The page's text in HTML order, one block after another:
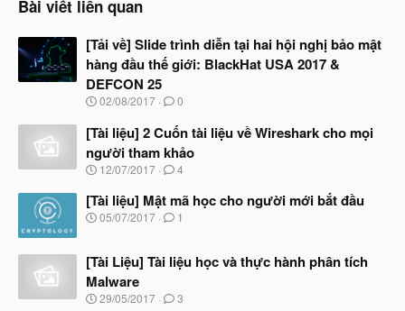
Bài viết liên quan
[Tải về] Slide trình diễn tại hai hội nghị bảo mật
hàng đầu thế giới: BlackHat USA 2017 &
DEFCON 25
N
à
y
b
ắ
đ
ầ
02/08/2017 0
[Tài liệu] 2 Cuốn tài liệu về Wireshark cho mọi
người tham khảo
N
à
y
b
t
đ
ầ
u
12/07/2017 4
[Tài liệu] Mật mã học cho người mới bắt đầu
N
y
ắ
t
05/07/2017 1
[Tài Liệu] Tài liệu học và thực hành phân tích
Malware
N
29/05/2017 3